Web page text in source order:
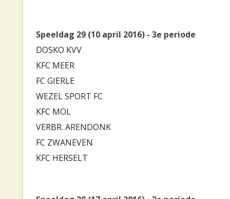
Speeldag 29 (10 april 2016) - 3e periode
DOSKO KVV
KFC MEER
FC GIERLE
WEZEL SPORT FC
KFC MOL
VERBR. ARENDONK
FC ZWANEVEN
KFC HERSELT